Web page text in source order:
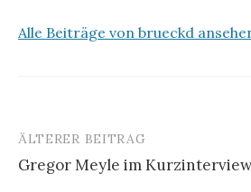
Alle Beiträge von brueckd
Beitrags-
Navigation
ÄLTERER BEITRAG
Gregor Meyle im